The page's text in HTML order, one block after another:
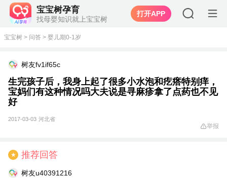
宝宝树孕育
找母婴知识就上宝宝树
打开APP
宝宝树 > 问答 > 婴儿期0-1岁
树友fv1if65c
生完孩子后，我身上起了很多小水泡和疙瘩特别痒，
宝妈们有这种情况吗大夫说是寻麻疹拿了点药也不见
好
2017-03-03 河北省
举报
★ 推荐回答
树友u40391216